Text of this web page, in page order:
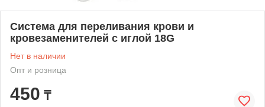
Система для переливания крови и
кровезаменителей с иглой 18G
Нет в наличии
Опт и розница
450 ₸